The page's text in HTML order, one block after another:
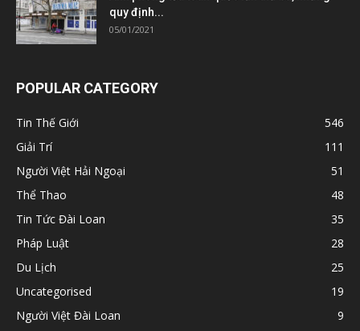
quy định...
05/01/2021
POPULAR CATEGORY
Tin Thế Giới
546
Giải Trí
111
Người Việt Hải Ngoại
51
Thể Thao
48
Tin Tức Đài Loan
35
Pháp Luật
28
Du Lịch
25
Uncategorised
19
Người Việt Đài Loan
9